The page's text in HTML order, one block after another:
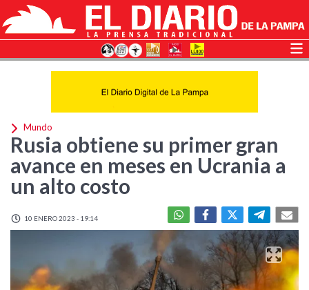
Mundo
Rusia obtiene su primer gran
avance en meses en Ucrania a
un alto costo
10 ENERO 2023 - 19:14